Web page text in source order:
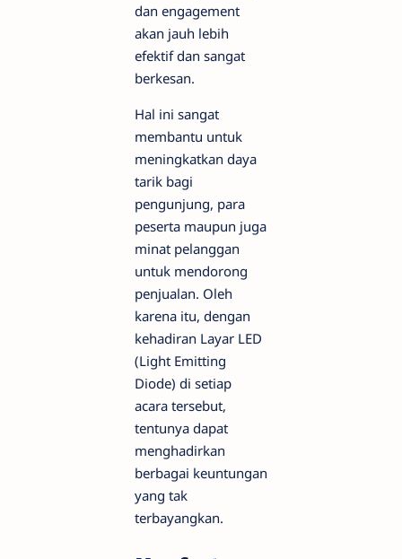
dan engagement
akan jauh lebih
efektif dan sangat
berkesan.
Hal ini sangat
membantu untuk
meningkatkan daya
tarik bagi
pengunjung, para
peserta maupun juga
minat pelanggan
untuk mendorong
penjualan. Oleh
karena itu, dengan
kehadiran Layar LED
(Light Emitting
Diode) di setiap
acara tersebut,
tentunya dapat
menghadirkan
berbagai keuntungan
yang tak
terbayangkan.